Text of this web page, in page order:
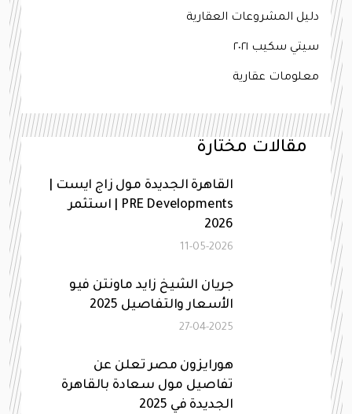
دليل المشروعات العقارية
سيتي سكيب ٢٠٢١
معلومات عقارية
مقالات مختارة
القاهرة الجديدة مول زاج ايست |
PRE Developments | استثمر
2026
11-05-2026
جريان الشيخ زايد ماونتن فيو
الأسعار والتفاصيل 2025
27-04-2025
هورايزون مصر تعلن عن
تفاصيل مول سعادة بالقاهرة
الجديدة في 2025